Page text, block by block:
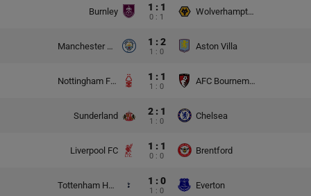
Burnley 1 : 1
0 : 1
Wolverhampton Wanderers
Manchester City 1 : 2
1 : 0
Aston Villa
Nottingham Forest 1 : 1
1 : 0
AFC Bournemouth
Sunderland 2 : 1
1 : 0
Chelsea
Liverpool FC 1 : 1
0 : 0
Brentford
Tottenham Hotspur 1 : 0
1 : 0
Everton